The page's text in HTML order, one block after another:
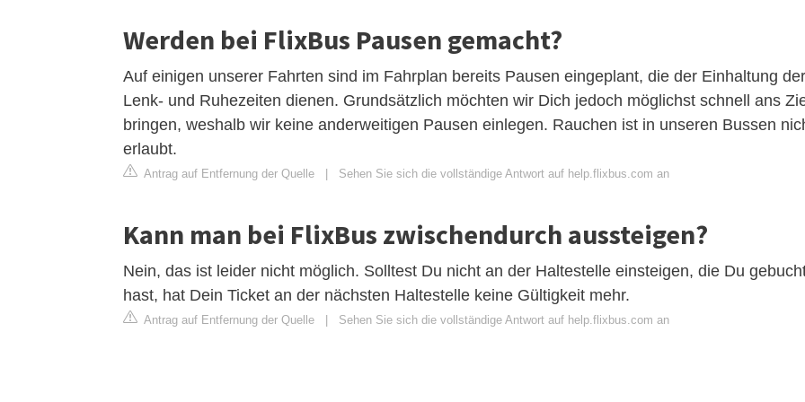
Werden bei FlixBus Pausen gemacht?
Auf einigen unserer Fahrten sind im Fahrplan bereits Pausen eingeplant, die der Einhaltung der
Lenk- und Ruhezeiten dienen. Grundsätzlich möchten wir Dich jedoch möglichst schnell ans
bringen, weshalb wir keine anderweitigen Pausen einlegen. Rauchen ist in unseren Bussen
erlaubt.
Antrag auf Entfernung der Quelle | Sehen Sie sich die vollständige Antwort auf help.flixbus.com an
Kann man bei FlixBus zwischendurch aussteigen?
Nein, das ist leider nicht möglich. Solltest Du nicht an der Haltestelle einsteigen, die Du
hast, hat Dein Ticket an der nächsten Haltestelle keine Gültigkeit mehr.
Antrag auf Entfernung der Quelle | Sehen Sie sich die vollständige Antwort auf help.flixbus.com an